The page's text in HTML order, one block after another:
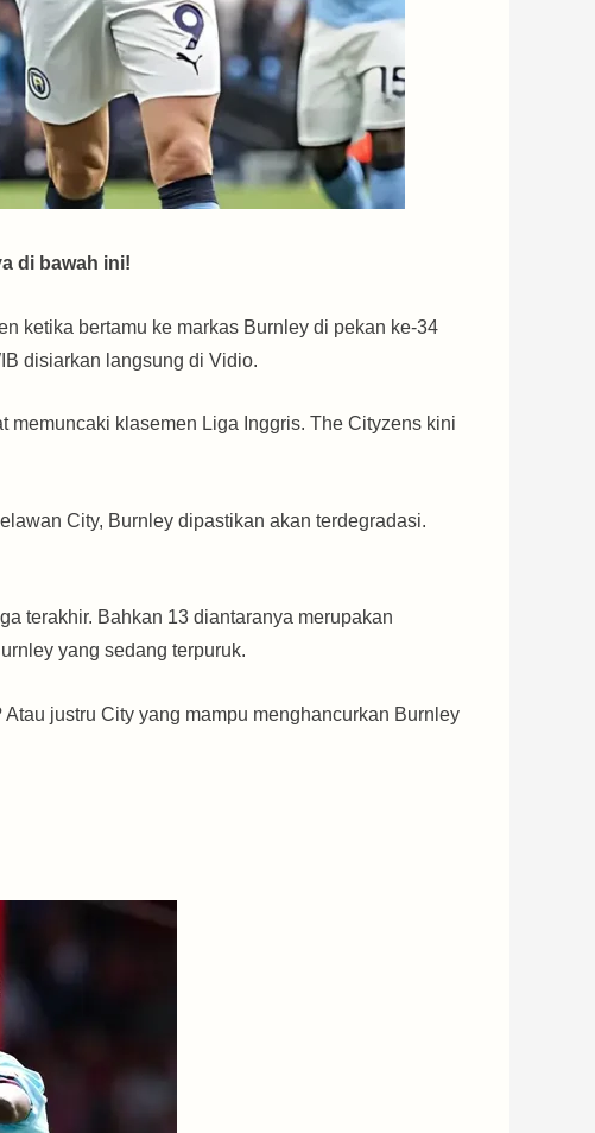
di bawah ini!
ketika bertamu ke markas Burnley di pekan ke-34
disiarkan langsung di Vidio.
klasemen Liga Inggris. The Cityzens kini
City, Burnley dipastikan akan terdegradasi.
terakhir. Bahkan 13 diantaranya merupakan
yang sedang terpuruk.
justru City yang mampu menghancurkan Burnley